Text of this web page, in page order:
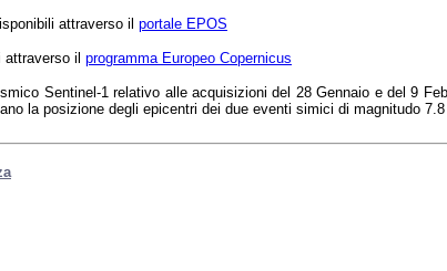
attraverso il portale EPOS
attraverso il programma Europeo Copernicus
Sentinel-1 relativo alle acquisizioni del 28 Gennaio e del 9
la posizione degli epicentri dei due eventi simici di magnitudo